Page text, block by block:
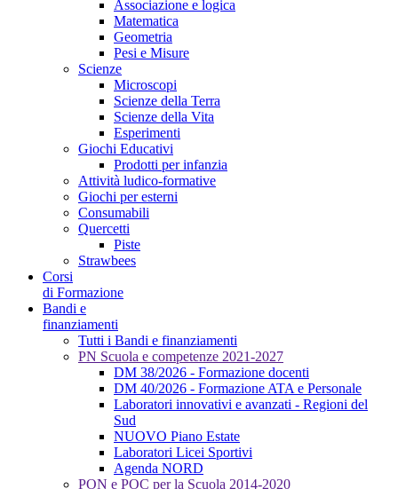
Associazione e logica
Matematica
Geometria
Pesi e Misure
Scienze
Microscopi
Scienze della Terra
Scienze della Vita
Esperimenti
Giochi Educativi
Prodotti per infanzia
Attività ludico-formative
Giochi per esterni
Consumabili
Quercetti
Piste
Strawbees
Corsi
di Formazione
Bandi e
finanziamenti
Tutti i Bandi e finanziamenti
PN Scuola e competenze 2021-2027
DM 38/2026 - Formazione docenti
DM 40/2026 - Formazione ATA e Personale
Laboratori innovativi e avanzati - Regioni del
Sud
NUOVO Piano Estate
Laboratori Licei Sportivi
Agenda NORD
PON e POC per la Scuola 2014-2020